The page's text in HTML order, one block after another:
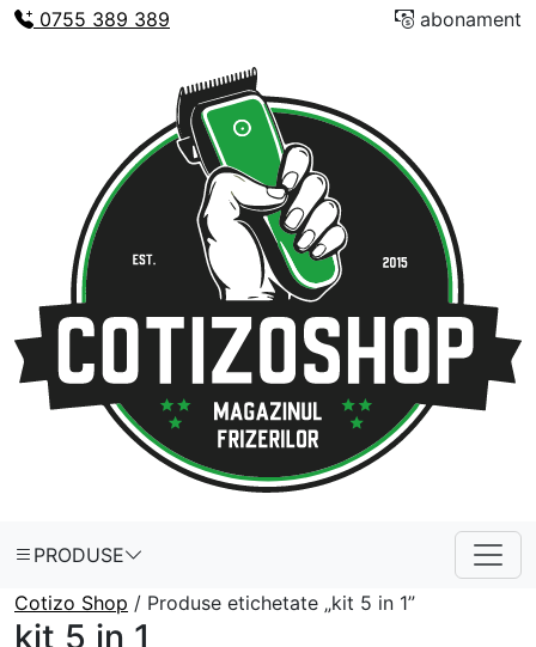
0755 389 389 abonament
PRODUSE
Cotizo Shop / Produse etichetate „kit 5 in 1”
kit 5 in 1